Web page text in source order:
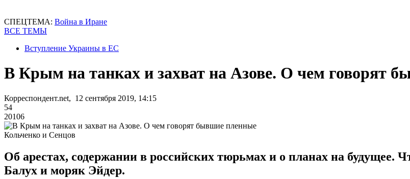
СПЕЦТЕМА: Война в Иране
ВСЕ ТЕМЫ
Вступление Украины в ЕС
В Крым на танках и захват на Азове. О чем говорят
Корреспондент.net, 12 сентября 2019, 14:15
54
20106
Кольченко и Сенцов
Об арестах, содержании в российских тюрьмах и о планах на будущее.
Балух и моряк Эйдер.